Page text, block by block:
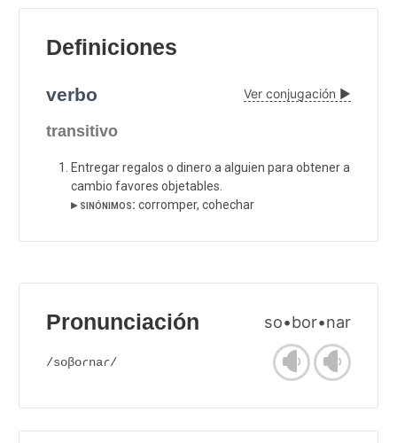
Definiciones
verbo Ver conjugación ▶
transitivo
Entregar regalos o dinero a alguien para obtener a
cambio favores objetables.
▸ sinónimos: corromper, cohechar
Pronunciación so•bor•nar
/soβoɾnaɾ/